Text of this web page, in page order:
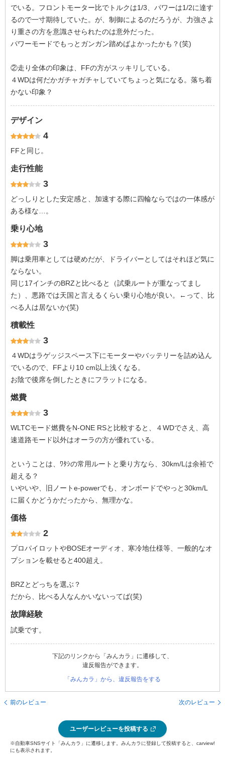
でいる。フロントモーター比でトルクは1/3、パワーは1/2に達す
るので一寸期待していた。が、制御によるのだろうが、力強さよ
り重さの方を意識させられたのは意外だった。
パワーモードでもっとガンガン踏めばよかったかも？(笑)
②走り全体の印象は、FFの方がスッキリしている。
４WDは何だかガチャガチャしていてちょっと気になる。落ち着
かない印象？
デザイン
4
FFと同じ。
走行性能
3
どっしりとした安定感と、加速する際に四輪ならではの一体感が
ある様な…。
乗り心地
3
脚は乗用車としては硬めだが、ドライバーとしてはそれほど気に
ならない。
同じ17インチのBRZと比べると（試乗ルートが重なってまし
た）、悪路では天国と言えるくらい乗り心地が良い。←って、比
べる人は居ないか(笑)
積載性
3
４WDはラゲッジスペース下にモーターやバッテリーを詰め込ん
でいるので、FFより10 cm以上浅くなる。
お陰で後席を倒したときにフラットになる。
燃費
3
WLTCモード燃費をN-ONE RSと比較すると、４WDでさえ、高
速道路モード以外はオーラの方が優れている。
ということは、ﾜﾀｼの常用ルートと乗り方なら、30km/Lは余裕で
超える？
いやいや、旧ノートe-powerでも、オンボードでやっと30km/L
に届くかどうかだったから、無理かな。
価格
2
プロパイロットやBOSEオーディオ、寒冷地仕様等、一般的なオ
プションを載せると400超え。
BRZとどっちを選ぶ？
だから、比べる人なんかいないってば(笑)
故障経験
試乗です。
下記のリンクから「みんカラ」に遷移して、
違反報告ができます。
「みんカラ」から、違反報告をする
前のレビュー 次のレビュー
ユーザーレビューを投稿する
※自動車SNSサイト「みんカラ」に遷移します。みんカラに登録して投稿すると、carview!
にも表示されます。